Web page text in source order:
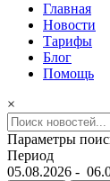
Главная
Новости
Тарифы
Блог
Помощь
×
Параметры
Период
05.08.2026 -